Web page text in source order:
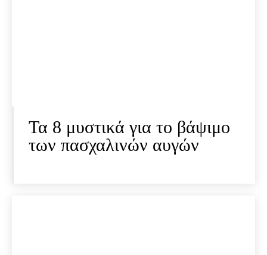
Τα 8 μυστικά για το βάψιμο
των πασχαλινών αυγών